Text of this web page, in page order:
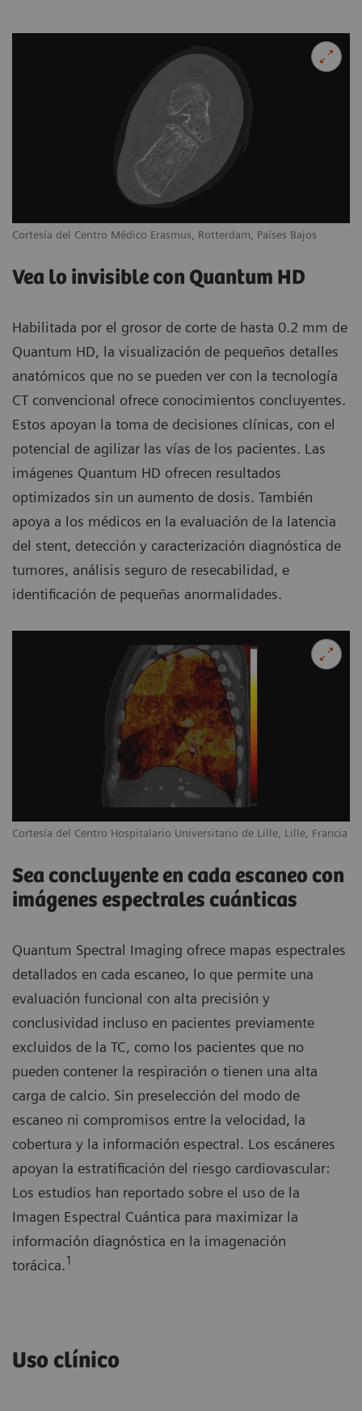
Cortesía del Centro Médico Erasmus, Rotterdam, Países Bajos
Vea lo invisible con Quantum HD
Habilitada por el grosor de corte de hasta 0.2 mm de
Quantum HD, la visualización de pequeños detalles
anatómicos que no se pueden ver con la tecnología
CT convencional ofrece conocimientos concluyentes.
Estos apoyan la toma de decisiones clínicas, con el
potencial de agilizar las vías de los pacientes. Las
imágenes Quantum HD ofrecen resultados
optimizados sin un aumento de dosis. También
apoya a los médicos en la evaluación de la latencia
del stent, detección y caracterización diagnóstica de
tumores, análisis seguro de resecabilidad, e
identificación de pequeñas anormalidades.
Cortesía del Centro Hospitalario Universitario de Lille, Lille, Francia
Sea concluyente en cada escaneo con
imágenes espectrales cuánticas
Quantum Spectral Imaging ofrece mapas espectrales
detallados en cada escaneo, lo que permite una
evaluación funcional con alta precisión y
conclusividad incluso en pacientes previamente
excluidos de la TC, como los pacientes que no
pueden contener la respiración o tienen una alta
carga de calcio. Sin preselección del modo de
escaneo ni compromisos entre la velocidad, la
cobertura y la información espectral. Los escáneres
apoyan la estratificación del riesgo cardiovascular:
Los estudios han reportado sobre el uso de la
Imagen Espectral Cuántica para maximizar la
información diagnóstica en la imagenación
torácica.1
Uso clínico